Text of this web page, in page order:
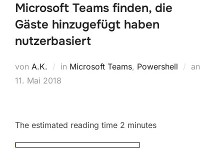
Microsoft Teams finden, die
Gäste hinzugefügt haben
nutzerbasiert
von A.K. in Microsoft Teams, Powershell an
11. Mai 2018
The estimated reading time 2 minutes